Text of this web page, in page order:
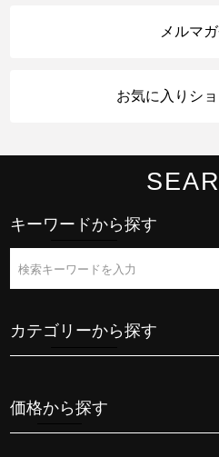
メルマ
お気に入りシ
キーワードから探す
カテゴリーから探す
価格から探す